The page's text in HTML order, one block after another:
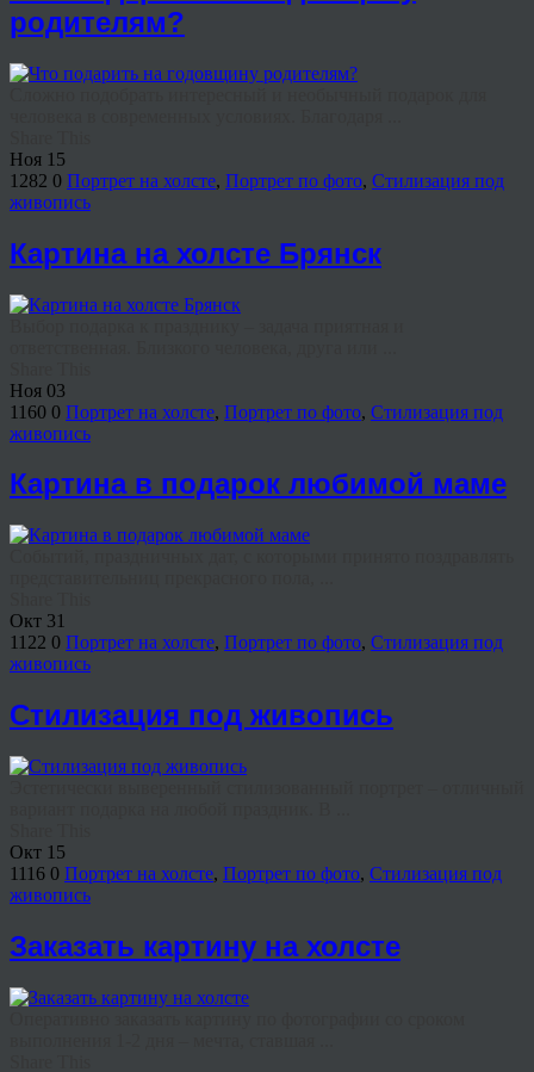
родителям?
Ноя 15
1282 0 Портрет на холсте, Портрет по фото, Стилизация под
живопись
Картина на холсте Брянск
Ноя 03
1160 0 Портрет на холсте, Портрет по фото, Стилизация под
живопись
Картина в подарок любимой маме
Окт 31
1122 0 Портрет на холсте, Портрет по фото, Стилизация под
живопись
Стилизация под живопись
Окт 15
1116 0 Портрет на холсте, Портрет по фото, Стилизация под
живопись
Заказать картину на холсте